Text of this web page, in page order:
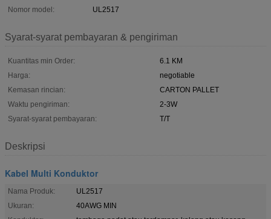
Nomor model:
UL2517
Syarat-syarat pembayaran & pengiriman
Kuantitas min Order:
6.1 KM
Harga:
negotiable
Kemasan rincian:
CARTON PALLET
Waktu pengiriman:
2-3W
Syarat-syarat pembayaran:
T/T
Deskripsi
Kabel Multi Konduktor
Nama Produk:
UL2517
Ukuran:
40AWG MIN